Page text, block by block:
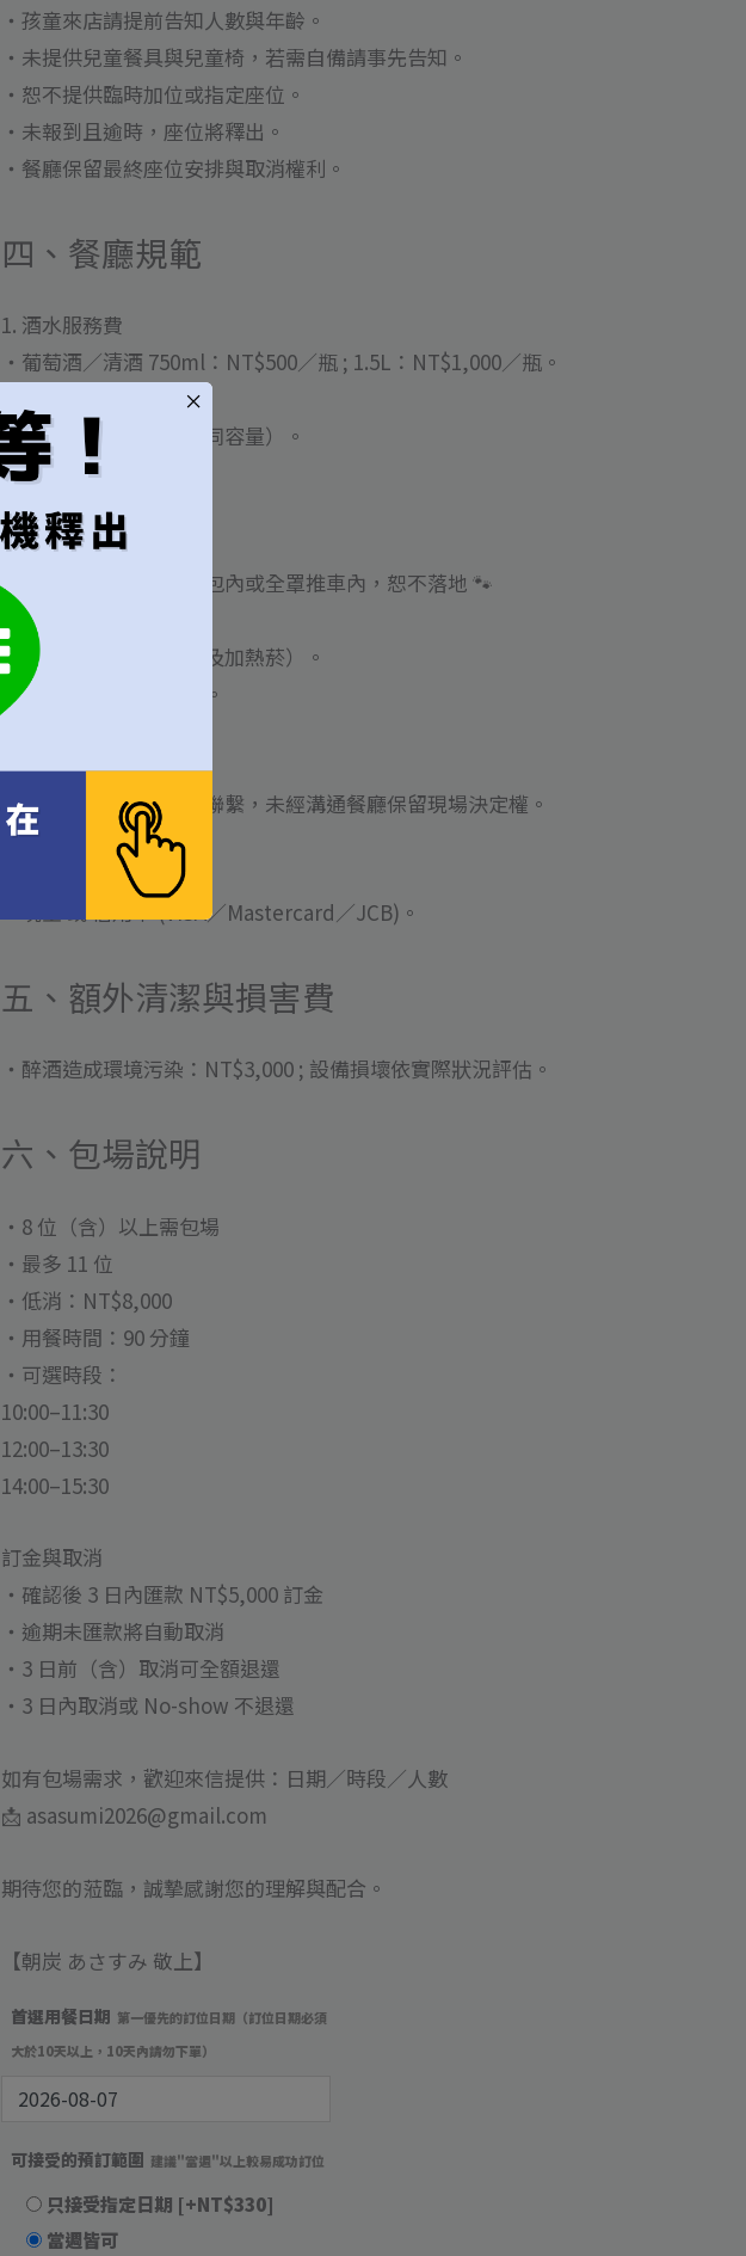
・孩童來店請提前告知人數與年齡。
・未提供兒童餐具與兒童椅，若需自備請事先告知。
・恕不提供臨時加位或指定座位。
・未報到且逾時，座位將釋出。
・餐廳保留最終座位安排與取消權利。
四、餐廳規範
1. 酒水服務費
・葡萄酒／清酒 750ml：NT$500／瓶 ; 1.5L：NT$1,000／瓶。
・烈酒：NT$800／瓶。
・可採瓶抵瓶方式（限同容量）。
2. 用餐與環境
・禁止攜帶外食。
・寵物需全程置於寵物包內或全罩推車內，恕不落地 🐾
・恕不提供打包。
・全面禁菸（含電子菸及加熱菸）。
・蛋糕冷藏請提前告知。
3. 拍攝與採訪
・商業用途拍攝請事先聯繫，未經溝通餐廳保留現場決定權。
・現金 或 信用卡 (VISA／Mastercard／JCB)。
五、額外清潔與損害費
・醉酒造成環境污染：NT$3,000 ; 設備損壞依實際狀況評估。
六、包場說明
・8 位（含）以上需包場
・最多 11 位
・低消：NT$8,000
・用餐時間：90 分鐘
・可選時段：
10:00–11:30
12:00–13:30
14:00–15:30
訂金與取消
・確認後 3 日內匯款 NT$5,000 訂金
・逾期未匯款將自動取消
・3 日前（含）取消可全額退還
・3 日內取消或 No-show 不退還
如有包場需求，歡迎來信提供：日期／時段／人數
📩 asasumi2026@gmail.com
期待您的蒞臨，誠摯感謝您的理解與配合。
【朝炭 あさすみ 敬上】
首選用餐日期 第一優先的訂位日期（訂位日期必須
大於10天以上，10天內請勿下單）
可接受的預訂範圍 建議"當週"以上較易成功訂位
只接受指定日期 [+NT$330]
當週皆可